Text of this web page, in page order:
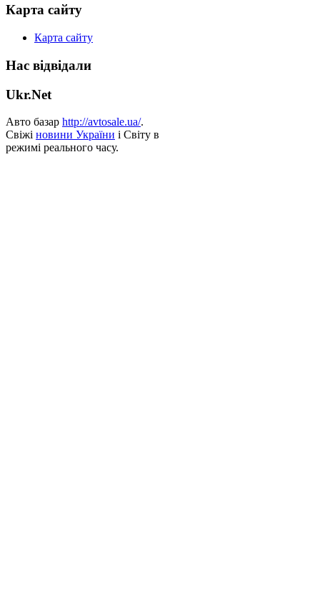
Карта сайту
Карта сайту
Нас відвідали
Ukr.Net
Авто базар http://avtosale.ua/.
Свіжі новини України і Світу в
режимі реального часу.